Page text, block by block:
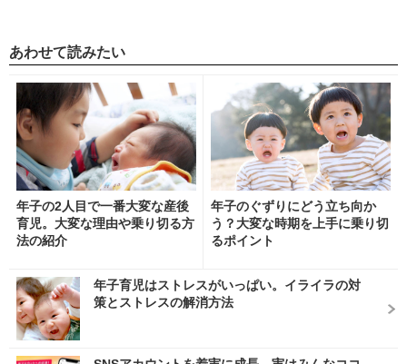
あわせて読みたい
年子の2人目で一番大変な産後
育児。大変な理由や乗り切る方
法の紹介
年子のぐずりにどう立ち向か
う？大変な時期を上手に乗り切
るポイント
年子育児はストレスがいっぱい。イライラの対
策とストレスの解消方法